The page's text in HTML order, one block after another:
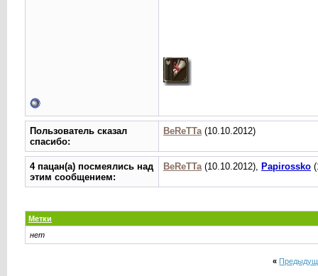
Пользователь сказал
cпасибо:
BeReTTa(10.10.2012)
4 пацан(а) посмеялись над
этим сообщением:
BeReTTa(10.10.2012), Papirossko
Метки
нет
«